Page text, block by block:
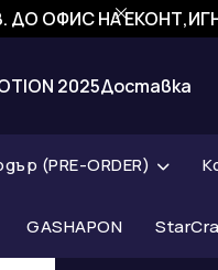
ДО ОФИС НА
2025Доставка
(PRE-ORDER)
GASHAPON